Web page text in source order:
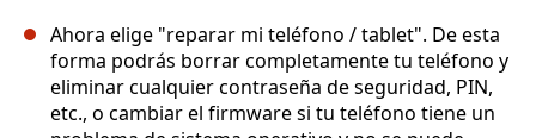
Ahora elige "reparar mi teléfono / tablet". De esta
forma podrás borrar completamente tu teléfono y
eliminar cualquier contraseña de seguridad, PIN,
etc., o cambiar el firmware si tu teléfono tiene un